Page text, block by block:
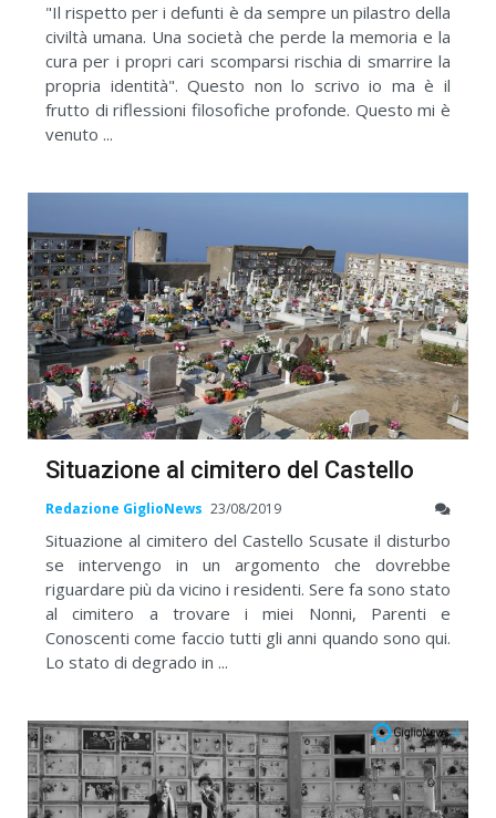
"Il rispetto per i defunti è da sempre un pilastro della
civiltà umana. Una società che perde la memoria e la
cura per i propri cari scomparsi rischia di smarrire la
propria identità". Questo non lo scrivo io ma è il
frutto di riflessioni filosofiche profonde. Questo mi è
venuto ...
Situazione al cimitero del Castello
Redazione GiglioNews 23/08/2019
Situazione al cimitero del Castello Scusate il disturbo
se intervengo in un argomento che dovrebbe
riguardare più da vicino i residenti. Sere fa sono stato
al cimitero a trovare i miei Nonni, Parenti e
Conoscenti come faccio tutti gli anni quando sono qui.
Lo stato di degrado in ...